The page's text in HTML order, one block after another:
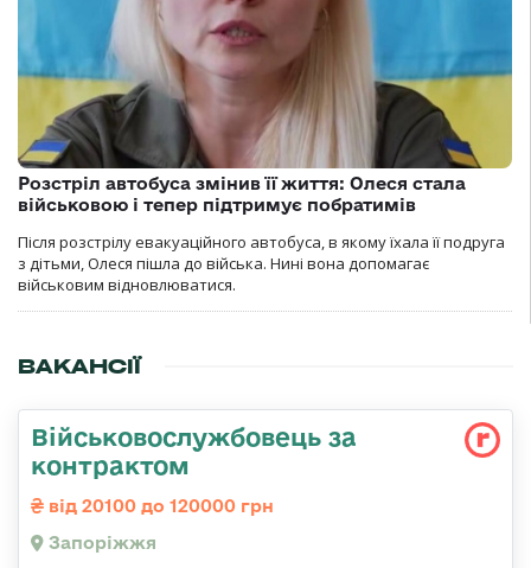
Розстріл автобуса змінив її життя: Олеся стала
військовою і тепер підтримує побратимів
Після розстрілу евакуаційного автобуса, в якому їхала її подруга
з дітьми, Олеся пішла до війська. Нині вона допомагає
військовим відновлюватися.
ВАКАНСІЇ
Військовослужбовець за
контрактом
від 20100 до 120000 грн
Запоріжжя